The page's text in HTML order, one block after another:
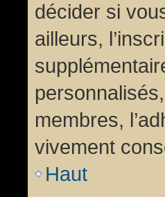
décider si
ailleurs,
membres,
vivement
Haut